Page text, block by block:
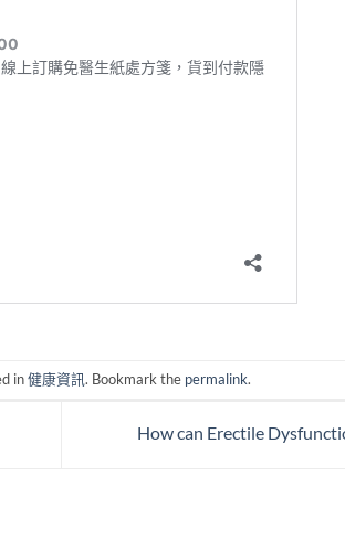
in健康資訊. Bookmark the permalink.
How can Erectile